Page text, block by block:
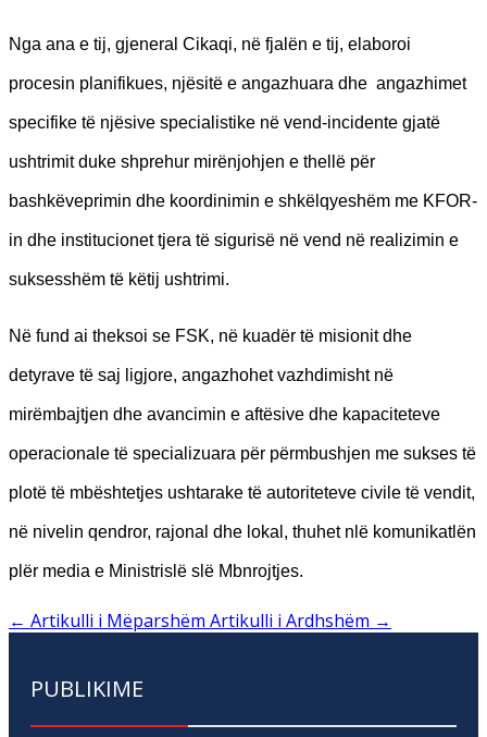
Nga ana e tij, gjeneral Cikaqi, në fjalën e tij, elaboroi
procesin planifikues, njësitë e angazhuara dhe angazhimet
specifike të njësive specialistike në vend-incidente gjatë
ushtrimit duke shprehur mirënjohjen e thellë për
bashkëveprimin dhe koordinimin e shkëlqyeshëm me KFOR-
in dhe institucionet tjera të sigurisë në vend në realizimin e
suksesshëm të këtij ushtrimi.
Në fund ai theksoi se FSK, në kuadër të misionit dhe
detyrave të saj ligjore, angazhohet vazhdimisht në
mirëmbajtjen dhe avancimin e aftësive dhe kapaciteteve
operacionale të specializuara për përmbushjen me sukses të
plotë të mbështetjes ushtarake të autoriteteve civile të vendit,
në nivelin qendror, rajonal dhe lokal, thuhet nlë komunikatlën
plër media e Ministrislë slë Mbnrojtjes.
← Artikulli i Mëparshëm Artikulli i Ardhshëm →
PUBLIKIME